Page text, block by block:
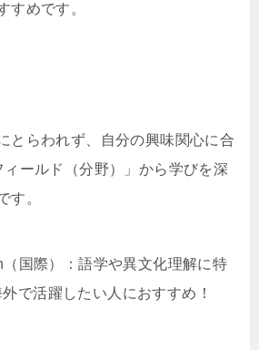
すめです。
とらわれず、自分の興味関心に合
ールド（分野）」から学びを深
す。
国際）：語学や異文化理解に特
で活躍したい人におすすめ！